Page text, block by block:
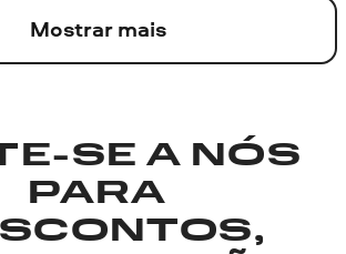
Mostrar mais
SE A NÓS
PARA